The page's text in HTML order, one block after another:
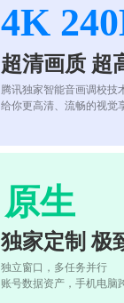
4K
超清画质 超
腾讯独家智能音画调校技
给你更高清、流畅的视觉
原生
独家定制 极
独立窗口，多任务并行
账号数据资产，手机电脑